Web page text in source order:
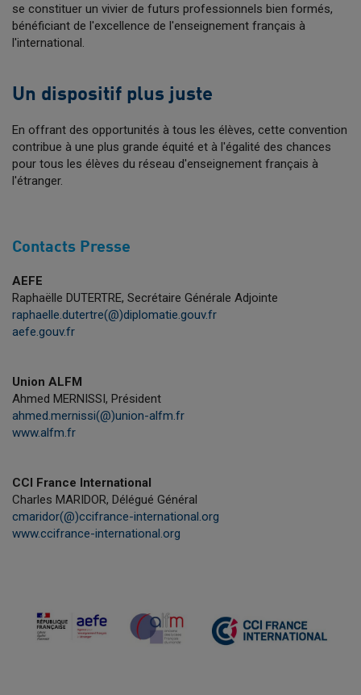
se constituer un vivier de futurs professionnels bien formés,
bénéficiant de l'excellence de l'enseignement français à
l'international.
Un dispositif plus juste
En offrant des opportunités à tous les élèves, cette convention
contribue à une plus grande équité et à l'égalité des chances
pour tous les élèves du réseau d'enseignement français à
l'étranger.
Contacts Presse
AEFE
Raphaëlle DUTERTRE, Secrétaire Générale Adjointe
raphaelle.dutertre(@)diplomatie.gouv.fr
aefe.gouv.fr
Union ALFM
Ahmed MERNISSI, Président
ahmed.mernissi(@)union-alfm.fr
www.alfm.fr
CCI France International
Charles MARIDOR, Délégué Général
cmaridor(@)ccifrance-international.org
www.ccifrance-international.org